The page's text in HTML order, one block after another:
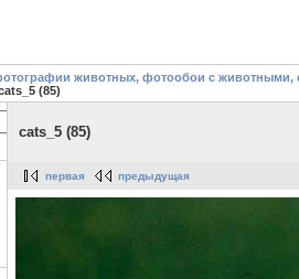
животных, фотообои с
(85)
cats_5 (85)
первая предыдущая